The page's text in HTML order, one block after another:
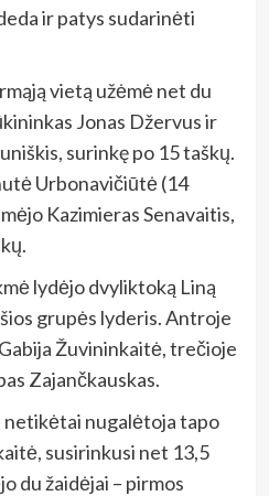
ir patys sudarinėti
vietą užėmė net du
Jonas Džervus ir
surinkę po 15 taškų.
Urbonavičiūtė (14
Kazimieras Senavaitis,
lydėjo dvyliktoką Liną
grupės lyderis. Antroje
Žuvininkaitė, trečioje
Zajančkauskas.
nugalėtoja tapo
susirinkusi net 13,5
du žaidėjai – pirmos